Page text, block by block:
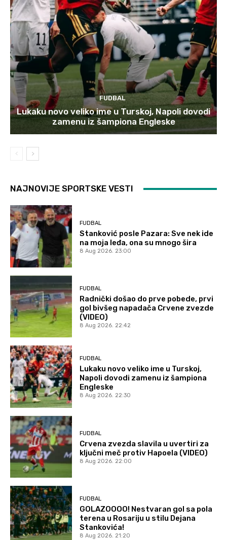
FUDBAL
Lukaku novo veliko ime u Turskoj, Napoli dovodi
zamenu iz šampiona Engleske
NAJNOVIJE SPORTSKE VESTI
FUDBAL
Stanković posle Pazara: Sve nek ide
na moja leđa, ona su mnogo šira
8 Aug 2026. 23:00
FUDBAL
Radnički došao do prve pobede, prvi
gol bivšeg napadača Crvene zvezde
(VIDEO)
8 Aug 2026. 22:42
FUDBAL
Lukaku novo veliko ime u Turskoj,
Napoli dovodi zamenu iz šampiona
Engleske
8 Aug 2026. 22:30
FUDBAL
Crvena zvezda slavila u uvertiri za
ključni meč protiv Hapoela (VIDEO)
8 Aug 2026. 22:00
FUDBAL
GOLAZOOOO! Nestvaran gol sa pola
terena u Rosariju u stilu Dejana
Stankovića!
8 Aug 2026. 21:20